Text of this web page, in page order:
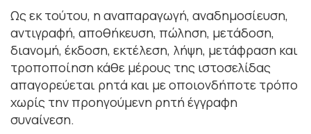
Ως εκ τούτου, η αναπαραγωγή, αναδηµοσίευση,
αντιγραφή, αποθήκευση, πώληση, µετάδοση,
διανοµή, έκδοση, εκτέλεση, λήψη, µετάφραση και
τροποποίηση κάθε µέρους της ιστοσελίδας
απαγορεύεται ρητά και µε οποιονδήποτε τρόπο
χωρίς την προηγούµενη ρητή έγγραφη
συναίνεση.